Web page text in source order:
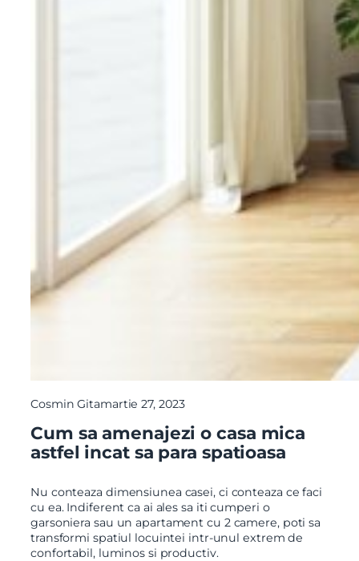
Cosmin Gitamartie 27, 2023
Cum sa amenajezi o casa mica
astfel incat sa para spatioasa
Nu conteaza dimensiunea casei, ci conteaza ce faci
cu ea. Indiferent ca ai ales sa iti cumperi o
garsoniera sau un apartament cu 2 camere, poti sa
transformi spatiul locuintei intr-unul extrem de
confortabil, luminos si productiv.